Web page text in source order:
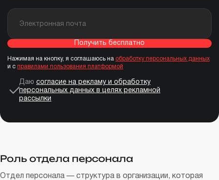
Получить бесплатно
Нажимая на кнопку, я соглашаюсь на обработку персональных данных
и с правилами пользования платформой
Даю согласие на рекламу и обработку
персональных данных в целях рекламной
рассылки
Роль отдела персонала
Отдел персонала — структура в организации, которая